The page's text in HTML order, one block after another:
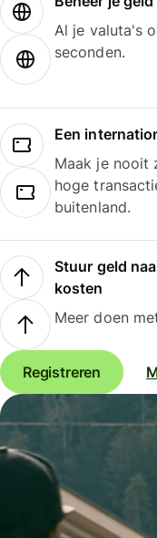
Al je valuta's
seconden.
Een
Maak je nooit
hoge
buitenland.
Stuur geld
kosten
Meer doen
Registreren